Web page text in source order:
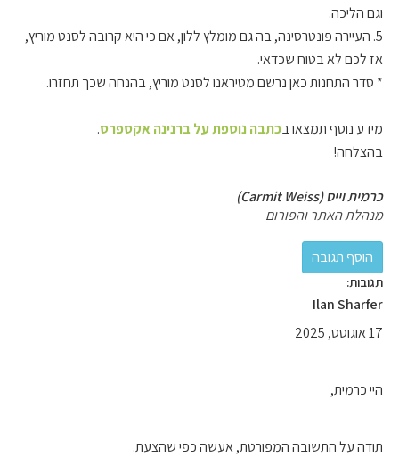
וגם הליכה.
5. העיירה פונטרסינה, בה גם מומלץ ללון, אם כי היא קרובה לסנט מוריץ,
אז לכם לא בטוח שכדאי.
* סדר התחנות כאן נרשם מטיראנו לסנט מוריץ, בהנחה שכך תחזרו.
מידע נוסף תמצאו בכתבה נוספת על ברנינה אקספרס.
בהצלחה!
כרמית וייס (Carmit Weiss)
מנהלת האתר והפורום
תגובות:
Ilan Sharfer
17 אוגוסט, 2025
היי כרמית,
תודה על התשובה המפורטת, אעשה כפי שהצעת.